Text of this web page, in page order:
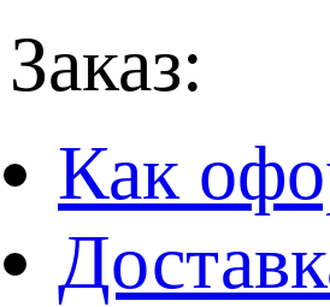
Заказ:
Как